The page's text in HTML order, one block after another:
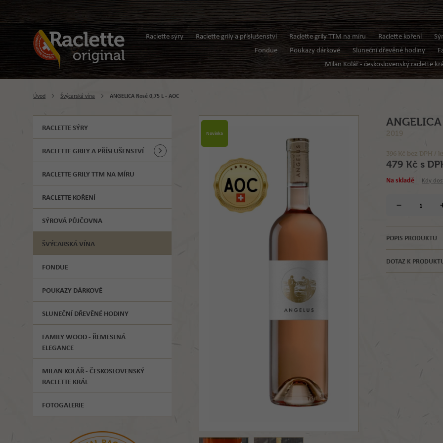
Raclette sýry Raclette grily a příslušenství Raclette grily TTM na míru Raclette koření
Fondue
Poukazy dárkové Sluneční dřevěné hodiny
Milan Kolář - československý raclette
Úvod Švýcarská vína ANGELICA Rosé 0,75 L - AOC
RACLETTE SÝRY
RACLETTE GRILY A PŘÍSLUŠENSTVÍ
RACLETTE GRILY TTM NA MÍRU
RACLETTE KOŘENÍ
SÝROVÁ PŮJČOVNA
ŠVÝCARSKÁ VÍNA
FONDUE
POUKAZY DÁRKOVÉ
SLUNEČNÍ DŘEVĚNÉ HODINY
FAMILY WOOD - ŘEMESLNÁ
ELEGANCE
MILAN KOLÁŘ - ČESKOSLOVENSKÝ
RACLETTE KRÁL
FOTOGALERIE
Novinka 2019
396 Kč bez DPH /
479 Kč s
Na skladě Kdy
POPIS PRODUKTU
DOTAZ K